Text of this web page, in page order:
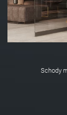
Schody